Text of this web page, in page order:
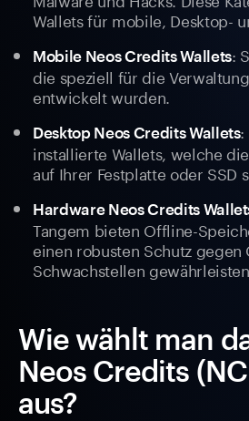
Wallets für mobile, Desktop-
Mobile Neos Credits Wallets:
die speziell für die
entwickelt wurden.
Desktop Neos Credits Wallets:
installierte Wallets, welche
auf Ihrer Festplatte oder SSD
Hardware Neos Credits
Tangem bieten Offline-
einen robusten Schutz gegen
Schwachstellen
Wie wählt man
Neos Credits
aus?